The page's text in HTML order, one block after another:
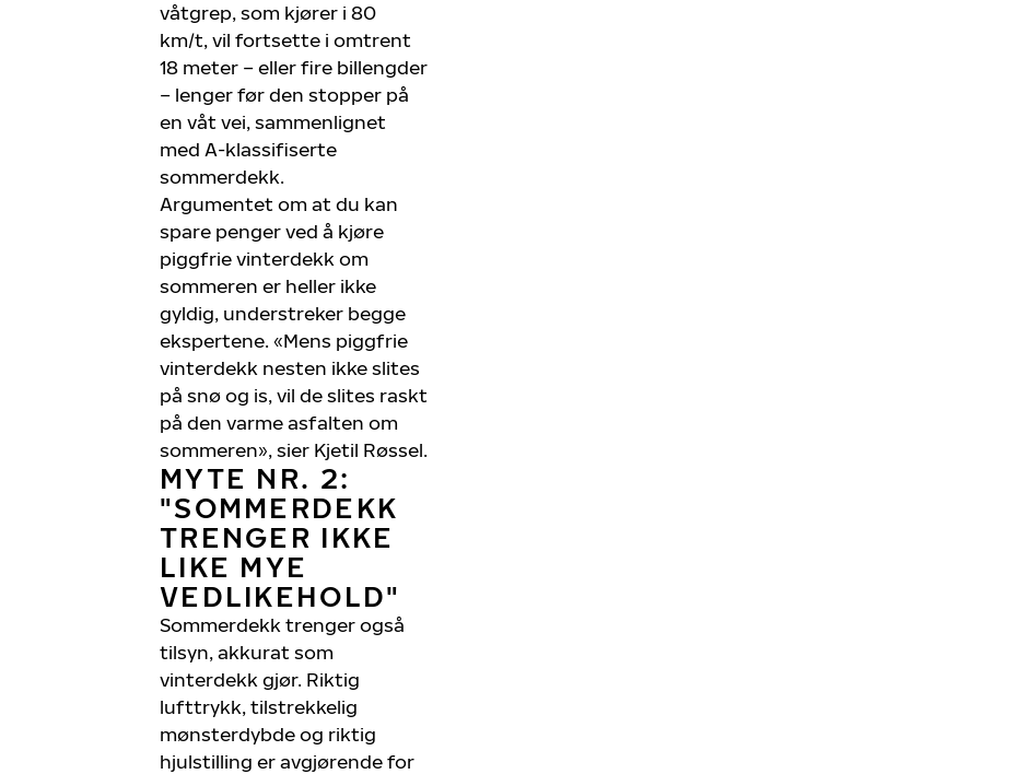
våtgrep, som kjører i 80
km/t, vil fortsette i omtrent
18 meter – eller fire billengder
– lenger før den stopper på
en våt vei, sammenlignet
med A-klassifiserte
sommerdekk.
Argumentet om at du kan
spare penger ved å kjøre
piggfrie vinterdekk om
sommeren er heller ikke
gyldig, understreker begge
ekspertene. «Mens piggfrie
vinterdekk nesten ikke slites
på snø og is, vil de slites raskt
på den varme asfalten om
sommeren», sier Kjetil Røssel.
MYTE NR. 2:
"SOMMERDEKK
TRENGER IKKE
LIKE MYE
VEDLIKEHOLD"
Sommerdekk trenger også
tilsyn, akkurat som
vinterdekk gjør. Riktig
lufttrykk, tilstrekkelig
mønsterdybde og riktig
hjulstilling er avgjørende for